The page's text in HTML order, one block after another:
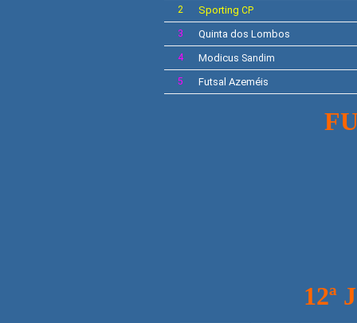
2 Sporting CP
3 Quinta dos Lombos
4 Modicus Sandim
5 Futsal Azeméis
12ª